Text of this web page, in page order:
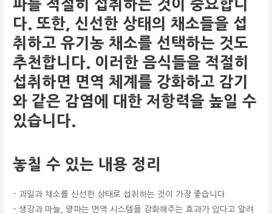
파를 적절히 섭취하는 것이 중요합니
다. 또한, 신선한 상태의 채소들을 섭
취하고 유기농 채소를 선택하는 것도
추천합니다. 이러한 음식들을 적절히
섭취하면 면역 체계를 강화하고 감기
와 같은 감염에 대한 저항력을 높일 수
있습니다.
놓칠 수 있는 내용 정리
– 과일과 채소를 신선한 상태로 섭취하는 것이 가장 좋습니다.
– 생강과 마늘, 양파는 면역 시스템을 강화해주는 효과가 있다고 알려